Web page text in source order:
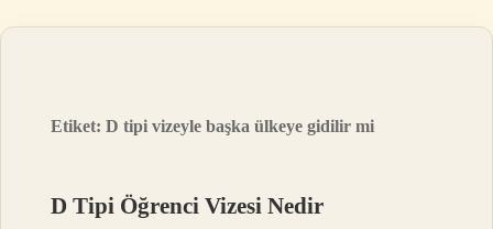
Etiket:D tipi vizeyle başka ülkeye gidilir mi
D Tipi Öğrenci Vizesi Nedir